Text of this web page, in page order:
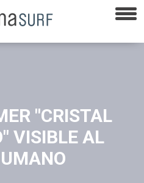
"CRISTAL
VISIBLE AL